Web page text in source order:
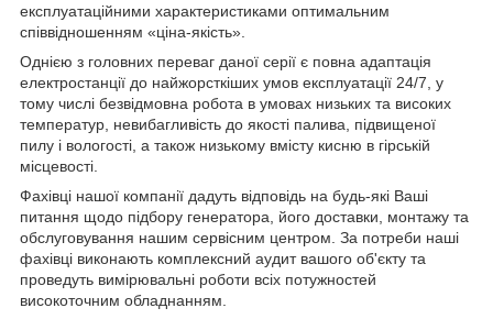
експлуатаційними характеристиками оптимальним
співвідношенням «ціна-якість».
Однією з головних переваг даної серії є повна адаптація
електростанції до найжорсткіших умов експлуатації 24/7, у
тому числі безвідмовна робота в умовах низьких та високих
температур, невибагливість до якості палива, підвищеної
пилу і вологості, а також низькому вмісту кисню в гірській
місцевості.
Фахівці нашої компанії дадуть відповідь на будь-які Ваші
питання щодо підбору генератора, його доставки, монтажу та
обслуговування нашим сервісним центром. За потреби наші
фахівці виконають комплексний аудит вашого об'єкту та
проведуть вимірювальні роботи всіх потужностей
високоточним обладнанням.